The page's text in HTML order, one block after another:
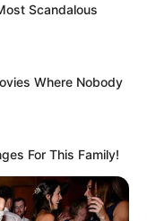
Scandalous
Where Nobody
For This Family!